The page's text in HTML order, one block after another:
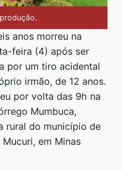
anos morreu na
feira (4) após ser
por um tiro acidental
irmão, de 12 anos.
por volta das 9h na
Mumbuca,
rural do município de
em Minas